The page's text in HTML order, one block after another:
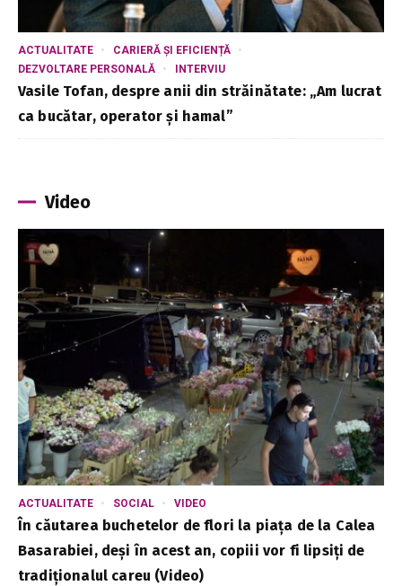
ACTUALITATE
CARIERĂ ȘI EFICIENȚĂ
DEZVOLTARE PERSONALĂ
INTERVIU
Vasile Tofan, despre anii din străinătate: „Am lucrat
ca bucătar, operator și hamal”
Video
ACTUALITATE SOCIAL VIDEO
În căutarea buchetelor de flori la piața de la Calea
Basarabiei, deși în acest an, copiii vor fi lipsiți de
tradiționalul careu (Video)